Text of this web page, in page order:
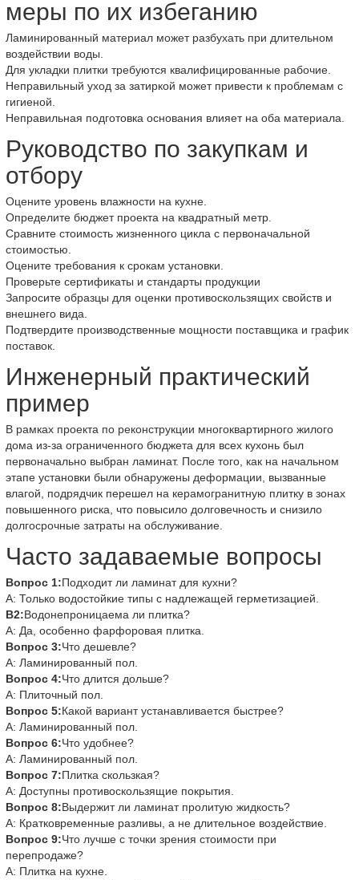
меры по их избеганию
Ламинированный материал может разбухать при длительном
воздействии воды.
Для укладки плитки требуются квалифицированные рабочие.
Неправильный уход за затиркой может привести к проблемам с
гигиеной.
Неправильная подготовка основания влияет на оба материала.
Руководство по закупкам и
отбору
Оцените уровень влажности на кухне.
Определите бюджет проекта на квадратный метр.
Сравните стоимость жизненного цикла с первоначальной
стоимостью.
Оцените требования к срокам установки.
Проверьте сертификаты и стандарты продукции
Запросите образцы для оценки противоскользящих свойств и
внешнего вида.
Подтвердите производственные мощности поставщика и график
поставок.
Инженерный практический
пример
В рамках проекта по реконструкции многоквартирного жилого
дома из-за ограниченного бюджета для всех кухонь был
первоначально выбран ламинат. После того, как на начальном
этапе установки были обнаружены деформации, вызванные
влагой, подрядчик перешел на керамогранитную плитку в зонах
повышенного риска, что повысило долговечность и снизило
долгосрочные затраты на обслуживание.
Часто задаваемые вопросы
Вопрос 1:Подходит ли ламинат для кухни?
А: Только водостойкие типы с надлежащей герметизацией.
В2:Водонепроницаема ли плитка?
А: Да, особенно фарфоровая плитка.
Вопрос 3:Что дешевле?
А: Ламинированный пол.
Вопрос 4:Что длится дольше?
А: Плиточный пол.
Вопрос 5:Какой вариант устанавливается быстрее?
А: Ламинированный пол.
Вопрос 6:Что удобнее?
А: Ламинированный пол.
Вопрос 7:Плитка скользкая?
А: Доступны противоскользящие покрытия.
Вопрос 8:Выдержит ли ламинат пролитую жидкость?
А: Кратковременные разливы, а не длительное воздействие.
Вопрос 9:Что лучше с точки зрения стоимости при
перепродаже?
А: Плитка на кухне.